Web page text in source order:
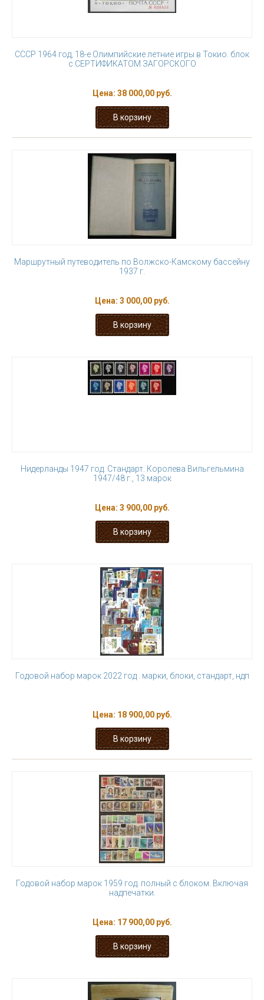
СССР 1964 год, 18-е Олимпийские летние игры в Токио. блок
с СЕРТИФИКАТОМ ЗАГОРСКОГО
Цена: 38 000,00 руб.
Маршрутный путеводитель по Волжско-Камскому бассейну
1937 г.
Цена: 3 000,00 руб.
Нидерланды 1947 год. Стандарт. Королева Вильгельмина
1947/48 г., 13 марок
Цена: 3 900,00 руб.
Годовой набор марок 2022 год . марки, блоки, стандарт, ндп
Цена: 18 900,00 руб.
Годовой набор марок 1959 год. полный с блоком. Включая
надпечатки.
Цена: 17 900,00 руб.